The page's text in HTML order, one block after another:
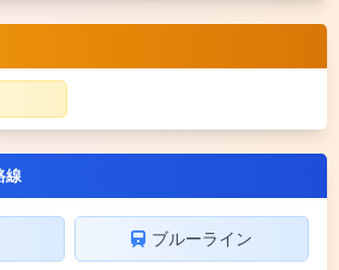
線
ブルーライン